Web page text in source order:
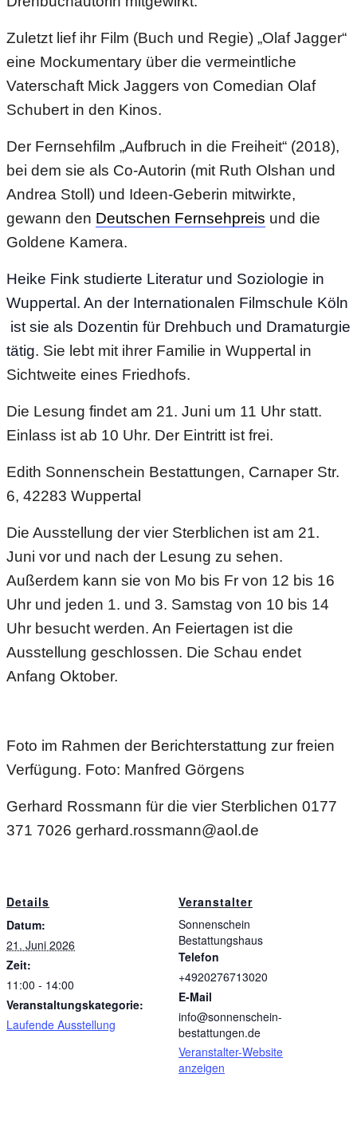
Zuletzt lief ihr Film (Buch und Regie) „Olaf Jagger“
eine Mockumentary über die vermeintliche
Vaterschaft Mick Jaggers von Comedian Olaf
Schubert in den Kinos.
Der Fernsehfilm „Aufbruch in die Freiheit“ (2018),
bei dem sie als Co-Autorin (mit Ruth Olshan und
Andrea Stoll) und Ideen-Geberin mitwirkte,
gewann den Deutschen Fernsehpreis und die
Goldene Kamera.
Heike Fink studierte Literatur und Soziologie in
Wuppertal. An der Internationalen Filmschule Köln
ist sie als Dozentin für Drehbuch und Dramaturgie
tätig. Sie lebt mit ihrer Familie in Wuppertal in
Sichtweite eines Friedhofs.
Die Lesung findet am 21. Juni um 11 Uhr statt.
Einlass ist ab 10 Uhr. Der Eintritt ist frei.
Edith Sonnenschein Bestattungen, Carnaper Str.
6, 42283 Wuppertal
Die Ausstellung der vier Sterblichen ist am 21.
Juni vor und nach der Lesung zu sehen.
Außerdem kann sie von Mo bis Fr von 12 bis 16
Uhr und jeden 1. und 3. Samstag von 10 bis 14
Uhr besucht werden. An Feiertagen ist die
Ausstellung geschlossen. Die Schau endet
Anfang Oktober.
Foto im Rahmen der Berichterstattung zur freien
Verfügung. Foto: Manfred Görgens
Gerhard Rossmann für die vier Sterblichen 0177
371 7026 gerhard.rossmann@aol.de
Details
Datum:
21. Juni 2026
Zeit:
11:00 - 14:00
Veranstaltungskategorie:
Laufende Ausstellung
Veranstalter
Sonnenschein
Bestattungshaus
Telefon
+4920276713020
E-Mail
info@sonnenschein-
bestattungen.de
Veranstalter-Website
anzeigen